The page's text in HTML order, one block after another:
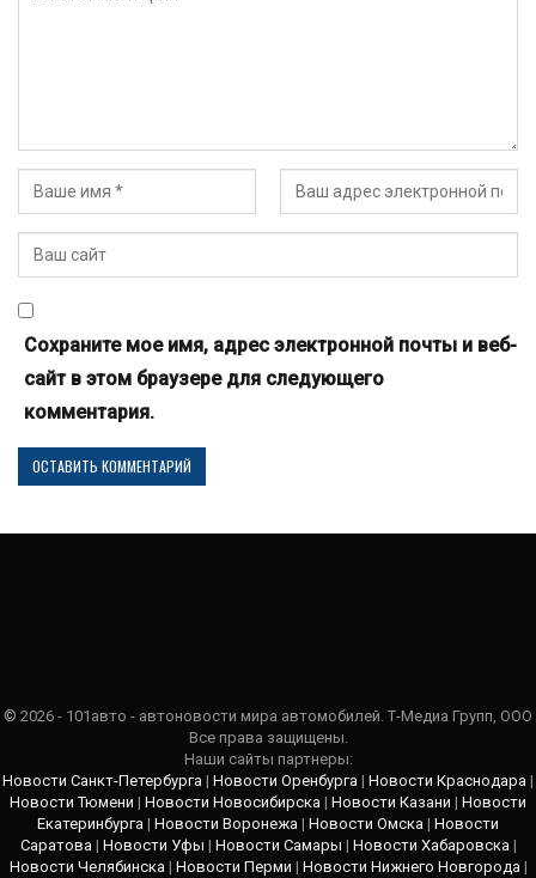
Сохраните мое имя, адрес электронной почты и веб-
сайт в этом браузере для следующего
комментария.
© 2026 - 101авто - автоновости мира автомобилей. Т-Медиа Групп, ООО
Все права защищены.
Наши сайты партнеры:
Новости Санкт-Петербурга | Новости Оренбурга | Новости Краснодара |
Новости Тюмени | Новости Новосибирска | Новости Казани | Новости
Екатеринбурга | Новости Воронежа | Новости Омска | Новости
Саратова| Новости Уфы | Новости Самары | Новости Хабаровска|
Новости Челябинска| Новости Перми | Новости Нижнего Новгорода|